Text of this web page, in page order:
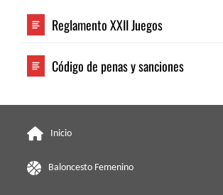
Reglamento XXII Juegos
Código de penas y sanciones
Inicio
Baloncesto Femenino